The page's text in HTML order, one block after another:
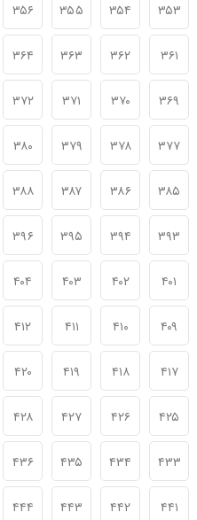
۳۵۳ ۳۵۴ ۳۵۵ ۳۵۶
۳۶۱ ۳۶۲ ۳۶۳ ۳۶۴
۳۶۹ ۳۷۰ ۳۷۱ ۳۷۲
۳۷۷ ۳۷۸ ۳۷۹ ۳۸۰
۳۸۵ ۳۸۶ ۳۸۷ ۳۸۸
۳۹۳ ۳۹۴ ۳۹۵ ۳۹۶
۴۰۱ ۴۰۲ ۴۰۳ ۴۰۴
۴۰۹ ۴۱۰ ۴۱۱ ۴۱۲
۴۱۷ ۴۱۸ ۴۱۹ ۴۲۰
۴۲۵ ۴۲۶ ۴۲۷ ۴۲۸
۴۳۳ ۴۳۴ ۴۳۵ ۴۳۶
۴۴۱ ۴۴۲ ۴۴۳ ۴۴۴